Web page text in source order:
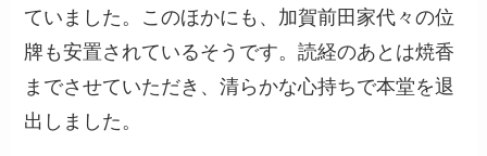
ていました。このほかにも、加賀前田家代々の位
牌も安置されているそうです。読経のあとは焼香
までさせていただき、清らかな心持ちで本堂を退
出しました。